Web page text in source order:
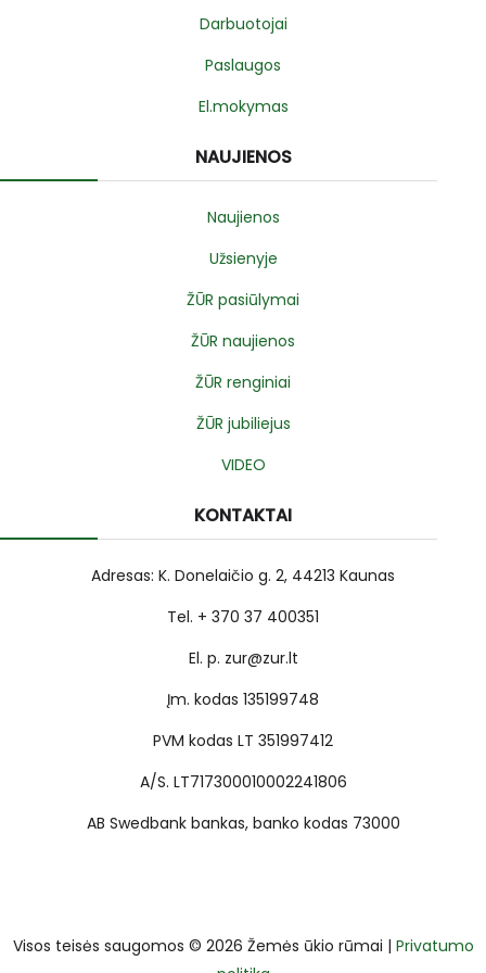
Darbuotojai
Paslaugos
El.mokymas
NAUJIENOS
Naujienos
Užsienyje
ŽŪR pasiūlymai
ŽŪR naujienos
ŽŪR renginiai
ŽŪR jubiliejus
VIDEO
KONTAKTAI
Adresas: K. Donelaičio g. 2, 44213 Kaunas
Tel. + 370 37 400351
El. p. zur@zur.lt
Įm. kodas 135199748
PVM kodas LT 351997412
A/S. LT717300010002241806
AB Swedbank bankas, banko kodas 73000
Visos teisės saugomos © 2026 Žemės ūkio rūmai | Privatumo